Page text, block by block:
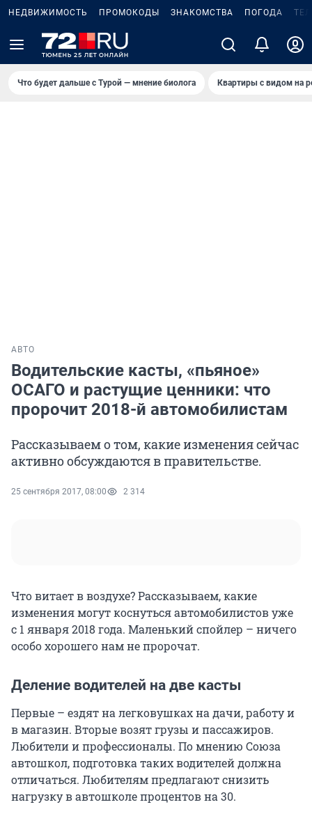
НЕДВИЖИМОСТЬ ПРОМОКОДЫ ЗНАКОМСТВА ПОГОДА
Что будет дальше с Турой — мнение биолога Квартиры с видом на
АВТО
Водительские касты, «пьяное»
ОСАГО и растущие ценники: что
пророчит 2018-й автомобилистам
Рассказываем о том, какие изменения сейчас
активно обсуждаются в правительстве.
25 сентября 2017, 08:00 2 314
Что витает в воздухе? Рассказываем, какие
изменения могут коснуться автомобилистов уже
с 1 января 2018 года. Маленький спойлер – ничего
особо хорошего нам не пророчат.
Деление водителей на две касты
Первые – ездят на легковушках на дачи, работу и
в магазин. Вторые возят грузы и пассажиров.
Любители и профессионалы. По мнению Союза
автошкол, подготовка таких водителей должна
отличаться. Любителям предлагают снизить
нагрузку в автошколе процентов на 30.